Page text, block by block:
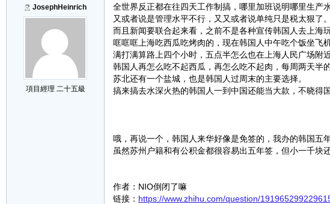
JosephHeinrich
項目經理 二十五級
全世界反正都在往四天工作制搞，哪里加班说明哪里生产水
又或者说是管理水平不行，又又或者说单纯只是税太狠了。
而且新闻要联合起来看，之前不是各种宣传韩国人去上海
哐哐哐上海吃西瓜吃烤肉的，现在韩国人中午吃个饭坐飞
满打满算路上四个小时，五点半怎么也在上海人民广场附
韩国人再怎么吃不起西瓜，再怎么吃不起肉，每周两天半
苏北还有一个盐城，也是韩国人过周末的主要选择。
搞来搞去水深火热的韩国人一到中国还能当大款，不晓得
哦，再说一个，韩国人来华好像是免签的，我办的韩国五
虽然苏州户籍和有公积金都很容易出五年签，但小一千块
作者：NIO倒闭了嘛
链接： https://www.zhihu.com/question/